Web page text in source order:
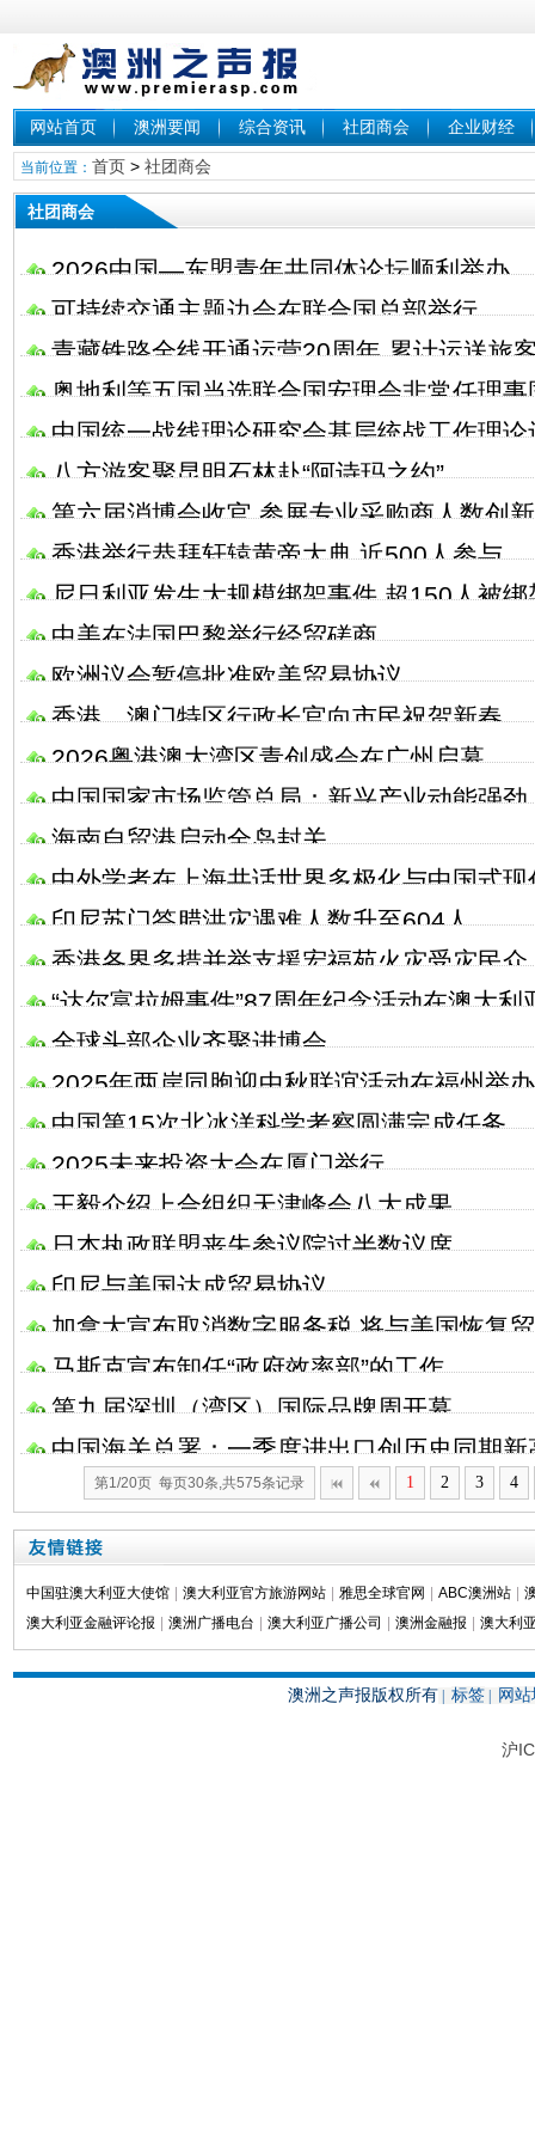
网站首页 澳洲要闻 综合资讯 社团商会 企业财经
当前位置： 首页> 社团商会
社团商会
2026中国—东盟青年共同体论坛顺利举办
可持续交通主题边会在联合国总部举行
青藏铁路全线开通运营20周年 累计运送旅
奥地利等五国当选联合国安理会非常任理事
中国统一战线理论研究会基层统战工作理
八方游客聚昆明石林赴“阿诗玛之约”
第六届消博会收官 参展专业采购商人数创
香港举行恭拜轩辕黄帝大典 近500人参与
尼日利亚发生大规模绑架事件 超150人被绑
中美在法国巴黎举行经贸磋商
欧洲议会暂停批准欧美贸易协议
香港、澳门特区行政长官向市民祝贺新春
2026粤港澳大湾区青创盛会在广州启幕
中国国家市场监管总局：新兴产业动能强劲
海南自贸港启动全岛封关
中外学者在上海共话世界多极化与中国式现
印尼苏门答腊洪灾遇难人数升至604人
香港各界多措并举支援宏福苑火灾受灾民众
“达尔富拉姆事件”87周年纪念活动在澳大利
全球头部企业齐聚进博会
2025年两岸同胞迎中秋联谊活动在福州举办
中国第15次北冰洋科学考察圆满完成任务
2025未来投资大会在厦门举行
王毅介绍上合组织天津峰会八大成果
日本执政联盟丧失参议院过半数议席
印尼与美国达成贸易协议
加拿大宣布取消数字服务税 将与美国恢复
马斯克宣布卸任“政府效率部”的工作
第九届深圳（湾区）国际品牌周开幕
中国海关总署：一季度进出口创历史同期新
第1/20页 每页30条,共575条记录 1 2 3 4
中国驻澳大利亚大使馆 澳大利亚官方旅游网站 雅思全球官网 ABC澳洲站
澳大利亚金融评论报
澳洲广播电台 澳大利亚广播公司 澳洲金融报 澳大利
澳洲之声报版权所有| 标签| 网
沪